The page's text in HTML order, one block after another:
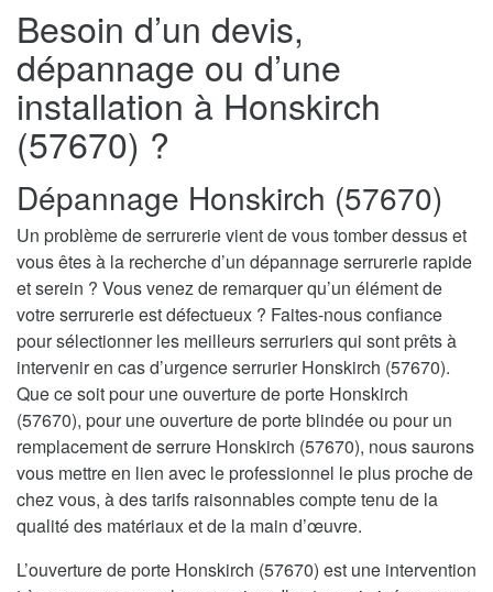
Besoin d’un devis,
dépannage ou d’une
installation à Honskirch
(57670) ?
Dépannage Honskirch (57670)
Un problème de serrurerie vient de vous tomber dessus et
vous êtes à la recherche d’un dépannage serrurerie rapide
et serein ? Vous venez de remarquer qu’un élément de
votre serrurerie est défectueux ? Faites-nous confiance
pour sélectionner les meilleurs serruriers qui sont prêts à
intervenir en cas d’urgence serrurier Honskirch (57670).
Que ce soit pour une ouverture de porte Honskirch
(57670), pour une ouverture de porte blindée ou pour un
remplacement de serrure Honskirch (57670), nous saurons
vous mettre en lien avec le professionnel le plus proche de
chez vous, à des tarifs raisonnables compte tenu de la
qualité des matériaux et de la main d’œuvre.
L’ouverture de porte Honskirch (57670) est une intervention